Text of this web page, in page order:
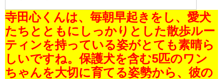
寺田心くんは、毎朝早起きをし、愛犬
たちとともにしっかりとした散歩ルー
ティンを持っている姿がとても素晴ら
しいですね。保護犬を含む5匹のワン
ちゃんを大切に育てる姿勢から、彼の